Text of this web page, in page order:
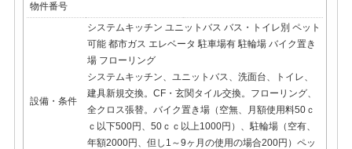
物件番号
設備・条件
システムキッチン ユニットバス バス・トイレ別 ペット
可能 都市ガス エレベータ 駐車場有 駐輪場 バイク置き
場 フローリング
システムキッチン、ユニットバス、洗面台、トイレ、
建具新規交換。CF・玄関タイル交換。フローリング、
全クロス張替。バイク置き場（空無、月額使用料50ｃ
ｃ以下500円、50ｃｃ以上1000円）、駐輪場（空有、
年額2000円、但し1～9ヶ月の使用の場合200円）ペッ